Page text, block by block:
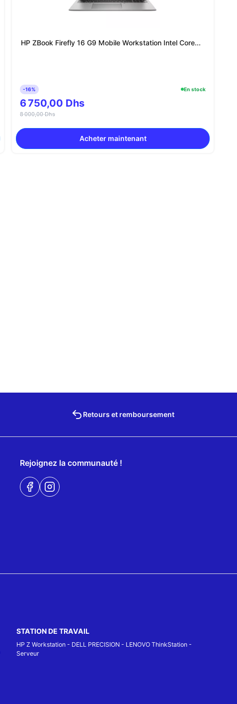
HP ZBook Firefly 16 G9 Mobile Workstation Intel Core...
-16% En stock
6 750,00 Dhs
8 000,00 Dhs
Acheter maintenant
Retours et remboursement
Rejoignez la communauté !
STATION DE TRAVAIL
HP Z Workstation - DELL PRECISION - LENOVO ThinkStation -
Serveur